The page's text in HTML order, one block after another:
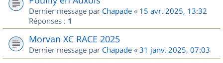
Dernier message par Chapade « 15 avr. 2025, 13:32
Réponses : 1
Morvan XC RACE 2025
Dernier message par Chapade « 31 janv. 2025, 07:03